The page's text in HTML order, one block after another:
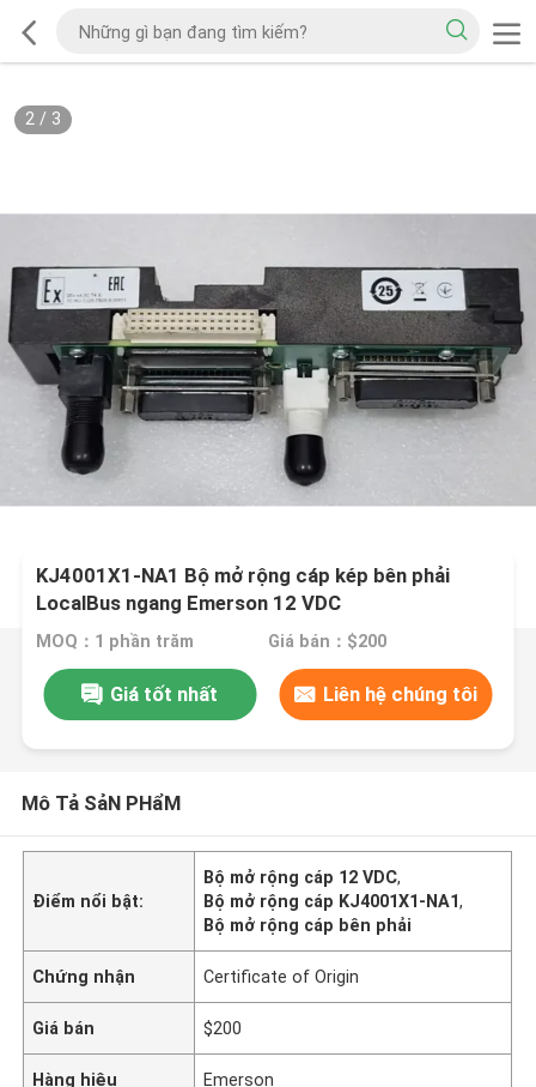
2/ 3
KJ4001X1-NA1 Bộ mở rộng cáp kép bên phải
LocalBus ngang Emerson 12 VDC
MOQ：1 phần trăm Giá bán：$200
Giá tốt nhất Liên hệ chúng tôi
Mô Tả SảN PHẩM
Điểm nổi bật:
Bộ mở rộng cáp 12 VDC,
Bộ mở rộng cáp KJ4001X1-NA1,
Bộ mở rộng cáp bên phải
Chứng nhận Certificate of Origin
Giá bán $200
Hàng hiệu Emerson